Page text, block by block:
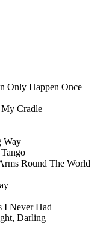
Only Happen Once
My Cradle
Way
Round The World
I Never Had
Darling